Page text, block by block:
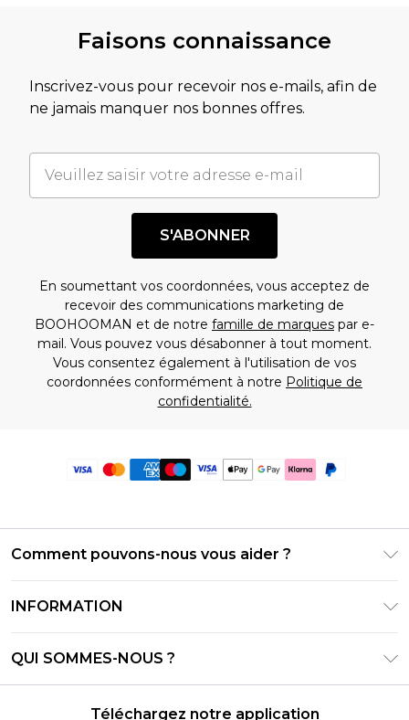
Faisons connaissance
Inscrivez-vous pour recevoir nos e-mails, afin de
ne jamais manquer nos bonnes offres.
S'ABONNER
En soumettant vos coordonnées, vous acceptez de
recevoir des communications marketing de
BOOHOOMAN et de notre famille de marques par e-
mail. Vous pouvez vous désabonner à tout moment.
Vous consentez également à l'utilisation de vos
coordonnées conformément à notre Politique de
confidentialité.
Comment pouvons-nous vous aider ?
Suivre et retourner ma commande
Options de livraison
Politique de retours – Mise à jour mai 2026
INFORMATION
Solde de la carte cadeau
QUI SOMMES-NOUS ?
Téléchargez notre application